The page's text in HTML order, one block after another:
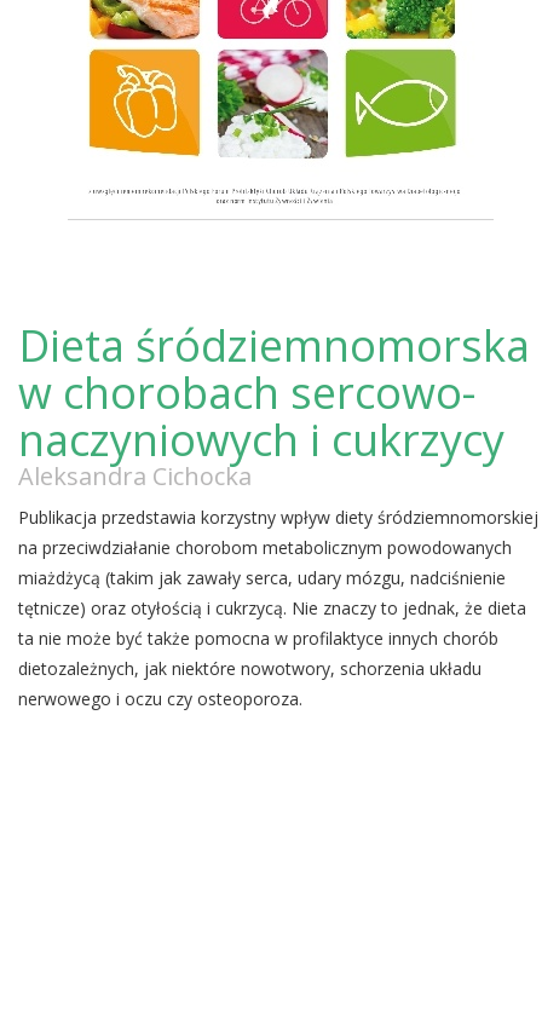
Dieta śródziemnomorska
w chorobach sercowo-
naczyniowych i cukrzycy
Aleksandra Cichocka
Publikacja przedstawia korzystny wpływ diety śródziemnomorskiej
na przeciwdziałanie chorobom metabolicznym powodowanych
miażdżycą (takim jak zawały serca, udary mózgu, nadciśnienie
tętnicze) oraz otyłością i cukrzycą. Nie znaczy to jednak, że dieta
ta nie może być także pomocna w profilaktyce innych chorób
dietozależnych, jak niektóre nowotwory, schorzenia układu
nerwowego i oczu czy osteoporoza.